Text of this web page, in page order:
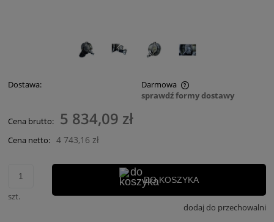
Dostawa:
Darmowa
Cena nie zawiera ewentualnych kosztów płatności
sprawdź formy dostawy
Cena brutto: 5 834,09 zł
Cena netto: 4 743,16 zł
szt.
DO KOSZYKA
dodaj do przechowalni